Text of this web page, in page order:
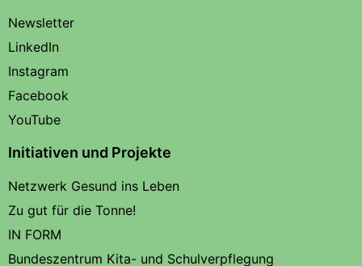
Newsletter
LinkedIn
Instagram
Facebook
YouTube
Initiativen und Projekte
Netzwerk Gesund ins Leben
Zu gut für die Tonne!
IN FORM
Bundeszentrum Kita- und Schulverpflegung